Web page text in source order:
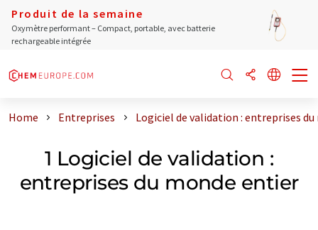
Produit de la semaine
Oxymètre performant – Compact, portable, avec batterie
rechargeable intégrée
Home Entreprises Logiciel de validation : entreprises
1 Logiciel de validation :
entreprises du monde entier